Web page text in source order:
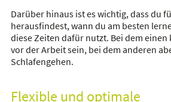
Darüber hinaus ist es wichtig, dass du
herausfindest, wann du am besten
diese Zeiten dafür nutzt. Bei dem einen
vor der Arbeit sein, bei dem anderen
Schlafengehen.
Flexible und optimale